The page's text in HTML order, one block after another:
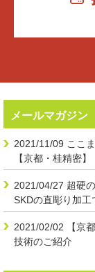
メールマガジン
2021/11/09 ここ
【京都・桂精密】
2021/04/27 超硬
SKDの直彫り加
2021/02/02
【京
技術のご紹介